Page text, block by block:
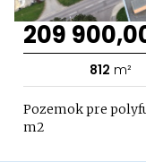
209
812 m²
Pozemok pre
m2